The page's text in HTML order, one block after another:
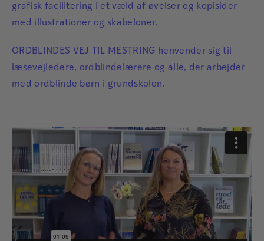
grafisk facilitering i et væld af øvelser og kopisider
med illustrationer og skabeloner.
ORDBLINDES VEJ TIL MESTRING henvender sig til
læsevejledere, ordblindelærere og alle, der arbejder
med ordblinde børn i grundskolen.